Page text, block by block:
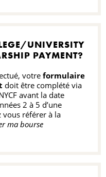
UNIVERSITY
PAYMENT?
votre formulaire
doit être complété via
avant la date
2 à 5 d’une
référer à la
ma bourse